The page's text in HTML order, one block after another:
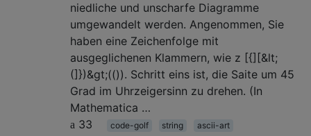
niedliche und unscharfe Diagramme
umgewandelt werden. Angenommen, Sie
haben eine Zeichenfolge mit
ausgeglichenen Klammern, wie z [{][&lt;
(]})&gt;(()). Schritt eins ist, die Saite um 45
Grad im Uhrzeigersinn zu drehen. (In
Mathematica …
33
code-golf string
ascii-art